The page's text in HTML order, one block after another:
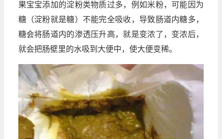
果宝宝添加的淀粉类物质过多，例如米粉，可能因为
糖（淀粉就是糖）不能完全吸收，导致肠道内糖多，
糖会将肠道内的渗透压升高，就是变浓了，变浓后，
就会把肠壁里的水吸到大便中，使大便变稀。